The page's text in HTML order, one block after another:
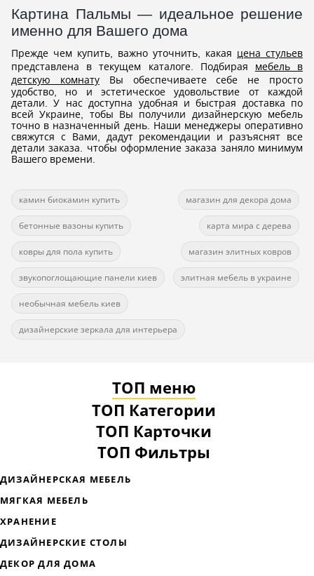
Картина Пальмы — идеальное решение
именно для Вашего дома
Прежде чем купить, важно уточнить, какая цена стульев
представлена в текущем каталоге. Подбирая мебель в
детскую комнатуВы обеспечиваете себе не просто
удобство, но и эстетическое удовольствие от каждой
детали. У нас доступна удобная и быстрая доставка по
всей Украине, тобы Вы получили дизайнерскую мебель
точно в назначенный день. Наши менеджеры оперативно
свяжутся с Вами, дадут рекомендации и разъяснят все
детали заказа. чтобы оформление заказа заняло минимум
Вашего времени.
камин биокамин купить магазин для декора дома
бетонные вазоны купить карта мира с дерева
ковры для пола купить магазин элитных ковров
звукопоглощающие панели киев элитная мебель в украине
необычная мебель киев
дизайнерские зеркала для интерьера
ТОП меню
ТОП Категории
ТОП Карточки
ТОП Фильтры